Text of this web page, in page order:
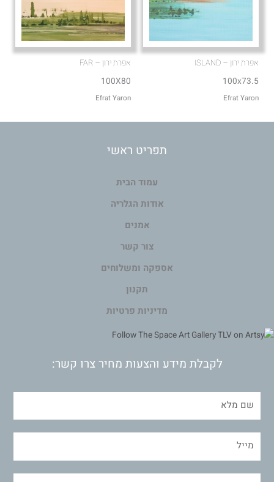
אפרת ירון – ISLAND
100x73.5
Efrat Yaron
אפרת ירון – FAR
100X80
Efrat Yaron
תפריט ראשי
עמוד הבית
אודות הגלריה
אמנים
צור קשר
אספקה ומשלוחים
תקנון
מדיניות פרטיות
לקבלת מידע והצעות מחיר צרו קשר: